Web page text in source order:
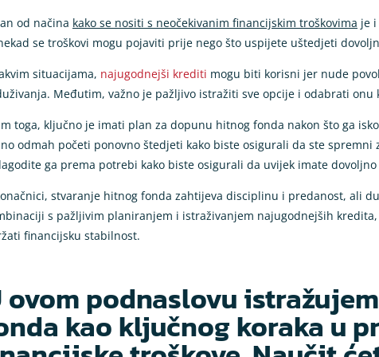
od načina kako se nositi s neočekivanim financijskim troškovima je
se troškovi mogu pojaviti prije nego što uspijete uštedjeti
situacijama, najugodnejši krediti mogu biti korisni jer nude
Međutim, važno je pažljivo istražiti sve opcije i odabrati
toga, ključno je imati plan za dopunu hitnog fonda nakon što ga
odmah početi ponovno štedjeti kako biste osigurali da ste
ga prema potrebi kako biste osigurali da uvijek imate
stvaranje hitnog fonda zahtijeva disciplinu i predanost, ali
s pažljivim planiranjem i istraživanjem najugodnejših
financijsku stabilnost.
ovom podnaslovu
kao ključnog koraka u